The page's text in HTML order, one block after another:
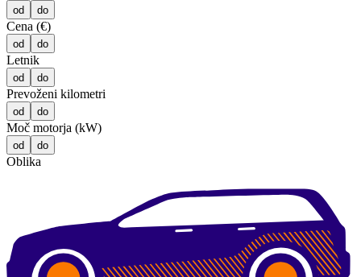
od do
Cena (€)
od do
Letnik
od do
Prevoženi kilometri
od do
Moč motorja (kW)
od do
Oblika